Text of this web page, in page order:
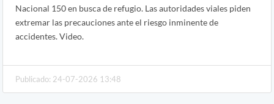
Nacional 150 en busca de refugio. Las autoridades viales piden
extremar las precauciones ante el riesgo inminente de
accidentes. Video.
Publicado: 24-07-2026 13:48